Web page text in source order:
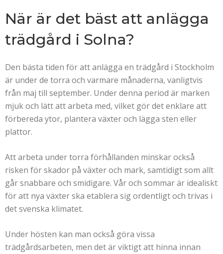
När är det bäst att anlägga
trädgård i Solna?
Den bästa tiden för att anlägga en trädgård i Stockholm
är under de torra och varmare månaderna, vanligtvis
från maj till september. Under denna period är marken
mjuk och lätt att arbeta med, vilket gör det enklare att
förbereda ytor, plantera växter och lägga sten eller
plattor.
Att arbeta under torra förhållanden minskar också
risken för skador på växter och mark, samtidigt som allt
går snabbare och smidigare. Vår och sommar är idealiskt
för att nya växter ska etablera sig ordentligt och trivas i
det svenska klimatet.
Under hösten kan man också göra vissa
trädgårdsarbeten, men det är viktigt att hinna innan